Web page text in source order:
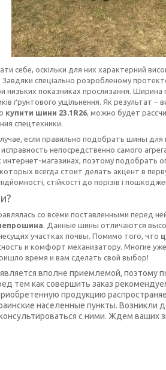
себе, оскільки для них характерний
спеціально розробленому
низьких показниках прослизання.
ґрунтового ущільнення. Як результат
купити шини 23.1R26, можно будет
спецтехники.
если правильно подобрать шины
непосредственно самого
магазинах, поэтому подобрать
всегда стоит делать акцент в
стійкості до порізів і
со всеми поставленными перед
. Данные шины отличаются
участках почвы. Помимо того, что
и комфорт механизатору. Многие
время и вам сделать свой выбор!
является вполне приемлемой, поэтому
тем как совершить заказ
продукцию
населенные пункты. Возникли
с ними. Ждем ваших